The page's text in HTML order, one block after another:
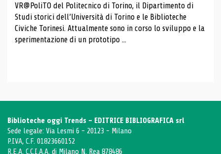
VR@PoliTO del Politecnico di Torino, il Dipartimento di
Studi storici dell’Università di Torino e le Biblioteche
Civiche Torinesi. Attualmente sono in corso lo sviluppo e la
sperimentazione di un prototipo ...
Biblioteche oggi Trends - EDITRICE BIBLIOGRAFICA srl
Sede legale: Via Lesmi 6 - 20123 - Milano
P.IVA, C.F. 01823660152
R.E.A. C.C.I.A.A. di Milano N. Rea 878486